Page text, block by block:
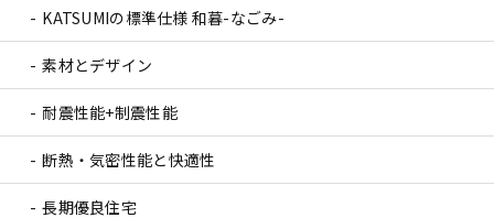
KATSUMIの標準仕様 和暮-なごみ-
素材とデザイン
耐震性能+制震性能
断熱・気密性能と快適性
長期優良住宅